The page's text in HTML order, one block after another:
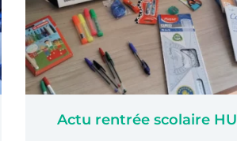
Actu rentrée scolaire HU